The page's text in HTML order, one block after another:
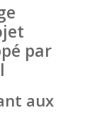
par
aux